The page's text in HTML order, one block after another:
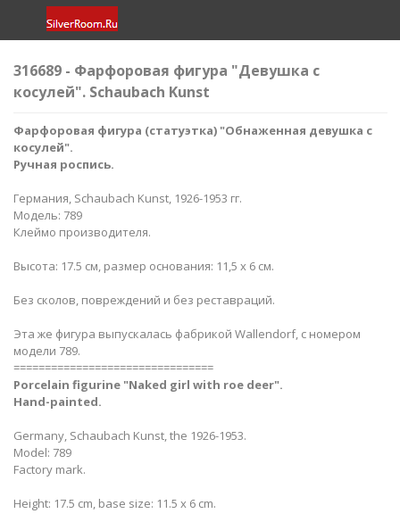
316689 - Фарфоровая фигура "Девушка с
косулей". Schaubach Kunst
Фарфоровая фигура (статуэтка) "Обнаженная девушка с
косулей".
Ручная роспись.
Германия, Schaubach Kunst, 1926-1953 гг.
Модель: 789
Клеймо производителя.
Высота: 17.5 см, размер основания: 11,5 х 6 см.
Без сколов, повреждений и без реставраций.
Эта же фигура выпускалась фабрикой Wallendorf, с номером
модели 789.
================================
Porcelain figurine "Naked girl with roe deer".
Hand-painted.
Germany, Schaubach Kunst, the 1926-1953.
Model: 789
Factory mark.
Height: 17.5 cm, base size: 11.5 x 6 cm.